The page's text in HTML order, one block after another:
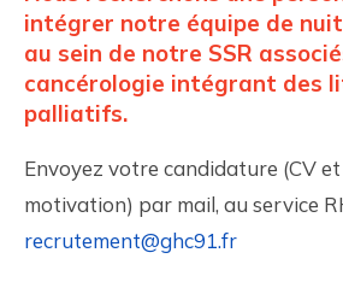
intégrer notre équipe de
au sein de notre SSR
cancérologie intégrant des
palliatifs.
Envoyez votre candidature (CV
motivation) par mail, au service
recrutement@ghc91.fr